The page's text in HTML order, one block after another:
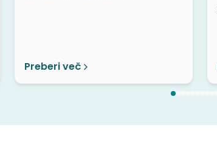
Preberi več